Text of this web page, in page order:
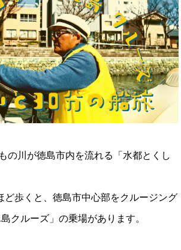
の川が徳島市内を流れる「水都とくし
ど歩くと、徳島市中心部をクルージング
クルーズ」の乗場があります。